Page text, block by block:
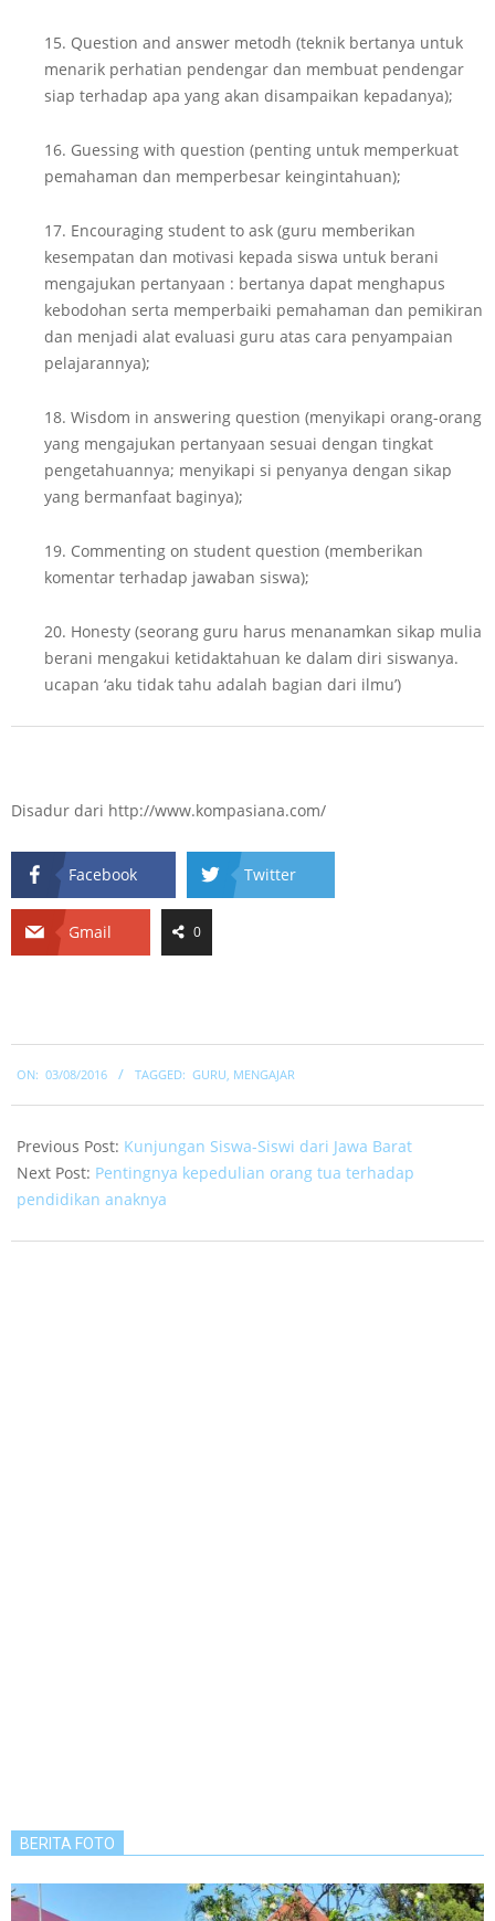
15. Question and answer metodh (teknik bertanya untuk
menarik perhatian pendengar dan membuat pendengar
siap terhadap apa yang akan disampaikan kepadanya);
16. Guessing with question (penting untuk memperkuat
pemahaman dan memperbesar keingintahuan);
17. Encouraging student to ask (guru memberikan
kesempatan dan motivasi kepada siswa untuk berani
mengajukan pertanyaan : bertanya dapat menghapus
kebodohan serta memperbaiki pemahaman dan pemikiran
dan menjadi alat evaluasi guru atas cara penyampaian
pelajarannya);
18. Wisdom in answering question (menyikapi orang-orang
yang mengajukan pertanyaan sesuai dengan tingkat
pengetahuannya; menyikapi si penyanya dengan sikap
yang bermanfaat baginya);
19. Commenting on student question (memberikan
komentar terhadap jawaban siswa);
20. Honesty (seorang guru harus menanamkan sikap mulia
berani mengakui ketidaktahuan ke dalam diri siswanya.
ucapan ‘aku tidak tahu adalah bagian dari ilmu’)
Disadur dari http://www.kompasiana.com/
Facebook Twitter
Gmail 0
08-
03
ON: 03/08/2016 TAGGED: GURU, MENGAJAR
Previous Post: Kunjungan Siswa-Siswi dari Jawa Barat
Next Post: Pentingnya kepedulian orang tua terhadap
pendidikan anaknya
BERITA FOTO